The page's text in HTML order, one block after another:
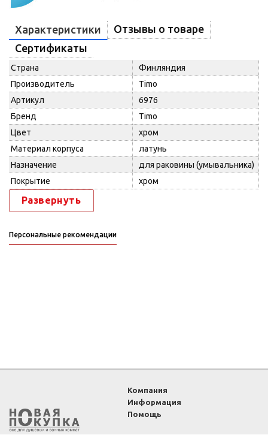
Характеристики
Отзывы о товаре
Сертификаты
Страна
Финляндия
Производитель
Timo
Артикул
6976
Бренд
Timo
Цвет
хром
Материал корпуса
латунь
Назначение
для раковины (умывальника)
Покрытие
хром
Развернуть
Персональные рекомендации
Компания
Информация
Помощь